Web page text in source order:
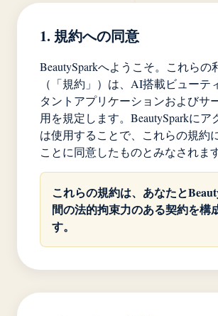
1. 規約への同意
BeautySparkへようこそ。これらの
（「規約」）は、AI搭載ビューテ
タントアプリケーションおよびサ
用を規定します。BeautySparkにア
は使用することで、これらの規約
ことに同意したものとみなされます
これらの規約は、あなたと
間の法的拘束力のある契約を構
す。